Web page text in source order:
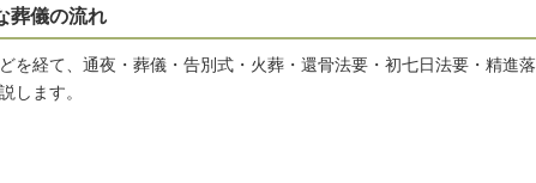
葬儀の流れ
を経て、通夜・葬儀・告別式・火葬・還骨法要・初七日法要・精進
します。